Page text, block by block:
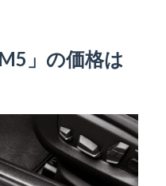
」の価格は